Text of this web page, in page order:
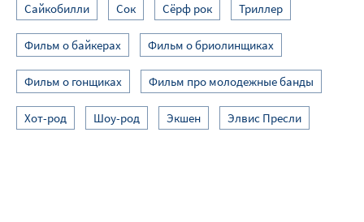
Сайкобилли Сок Сёрф рок Триллер
Фильм о байкерах Фильм о бриолинщиках
Фильм о гонщиках Фильм про молодежные банды
Хот-род Шоу-род Экшен Элвис Пресли